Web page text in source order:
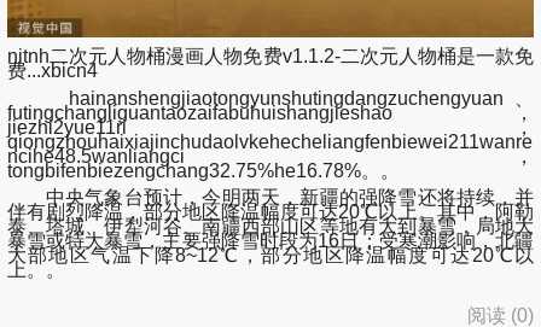
nitnh二次元人物桶漫画人物免费v1.1.2-二次元人物桶是一款免
费...xbicn4
hainanshengjiaotongyunshutingdangzuchengyuan、
futingchangliguantaozaifabuhuishangjieshao，
jiezhi2yue11ri，
qiongzhouhaixiajinchudaolvkehecheliangfenbiewei211wanre
ncihe48.5wanliangci，
tongbifenbiezengchang32.75%he16.78%。。
中央气象台预计，今明两天，新疆的强降雪还将持续，并
伴有剧烈降温，部分地区降温幅度可达20℃以上。其中，阿勒
泰、塔城、伊犁河谷、南疆西部山区等地有大到暴雪，局地大
暴雪或特大暴雪，主要强降雪时段为16日；受寒潮影响，北疆
大部地区气温下降8~12℃，部分地区降温幅度可达20℃以
上。。
阅读 (0)